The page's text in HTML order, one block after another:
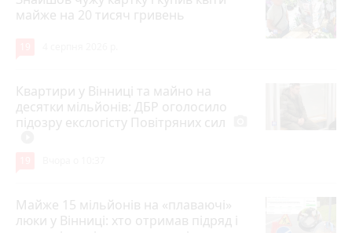
майже на 20 тисяч гривень
Квартири у Вінниці та майно на
десятки мільйонів: ДБР оголосило
підозру екслогісту Повітряних сил
Майже 15 мільйонів на «плаваючі»
люки у Вінниці: хто отримав підряд і